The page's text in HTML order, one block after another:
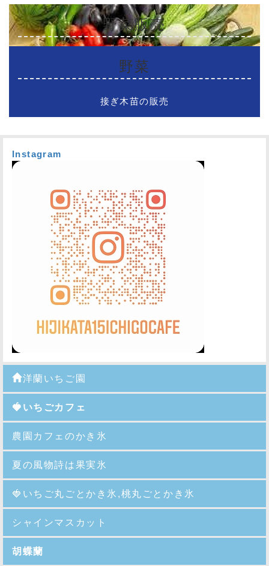
野菜販売
野菜
接ぎ木苗の販売
Instagram
洋蘭いちご園
🍓いちごカフェ
農園カフェのかき氷
夏の風物詩は果実氷
🍓 いちご丸ごとかき氷,桃丸ごとかき氷
シャインマスカット
胡蝶蘭